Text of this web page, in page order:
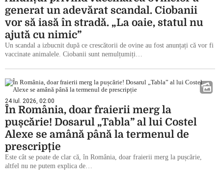
generat un adevărat scandal. Ciobanii
vor să iasă în stradă. „La oaie, statul nu
ajută cu nimic”
Un scandal a izbucnit după ce crescătorii de ovine au fost anunțați că vor fi
vaccinate animalele. Ciobanii sunt nemulțumiți…
24 Iul. 2026, 02:00
În România, doar fraierii merg la
pușcărie! Dosarul „Tabla” al lui Costel
Alexe se amână până la termenul de
prescripție
Este cât se poate de clar că, în România, doar fraierii merg la pușcărie,
altfel nu ne putem explica de…